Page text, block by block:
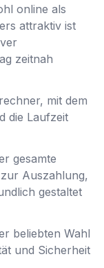
online als
attraktiv ist
zeitnah
mit dem
die Laufzeit
gesamte
Auszahlung,
gestaltet
beliebten Wahl
und Sicherheit